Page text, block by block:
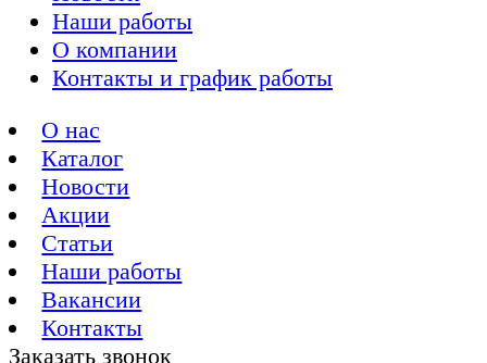
Наши работы
О компании
Контакты и график работы
О нас
Каталог
Новости
Акции
Статьи
Наши работы
Вакансии
Контакты
Заказать звонок